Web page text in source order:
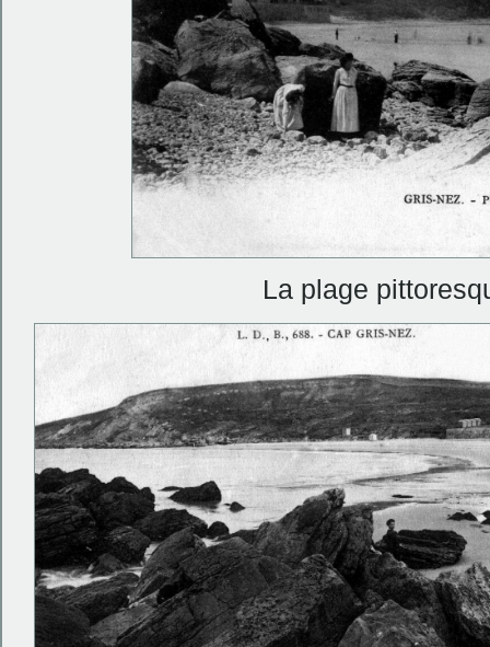
La plage